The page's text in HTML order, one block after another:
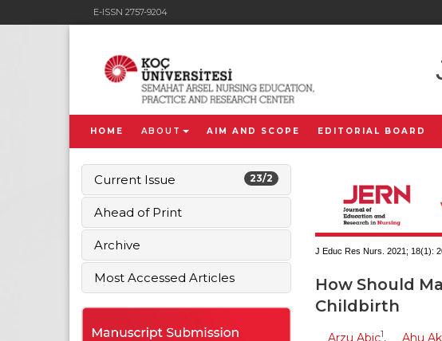
E-ISSN 2757-9204
HOME ABOUT AIM AND SCOPE EDITORIAL BOARD
23/2
Current Issue
Ahead of Print
Archive
Most Accessed Articles
J Educ Res Nurs. 2021; 18(1):
How Should
Childbirth
Arzu Abiç1, Ahu